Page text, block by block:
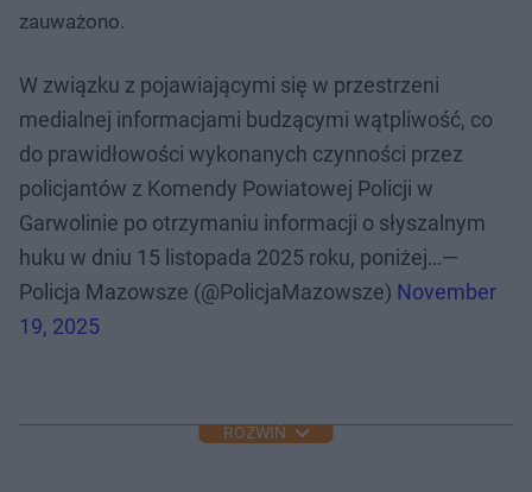
zauważono.
W związku z pojawiającymi się w przestrzeni
medialnej informacjami budzącymi wątpliwość, co
do prawidłowości wykonanych czynności przez
policjantów z Komendy Powiatowej Policji w
Garwolinie po otrzymaniu informacji o słyszalnym
huku w dniu 15 listopada 2025 roku, poniżej…—
Policja Mazowsze (@PolicjaMazowsze) November
19, 2025
ROZWIŃ